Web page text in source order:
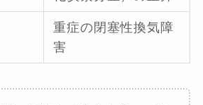
重症の閉塞性換気障
害